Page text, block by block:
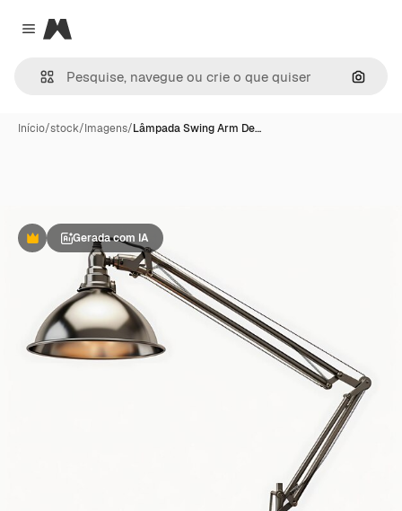
Close menu
Magnific
Início/stock/Imagens/Lâmpada Swing Arm De…
PremiumGerada com IA